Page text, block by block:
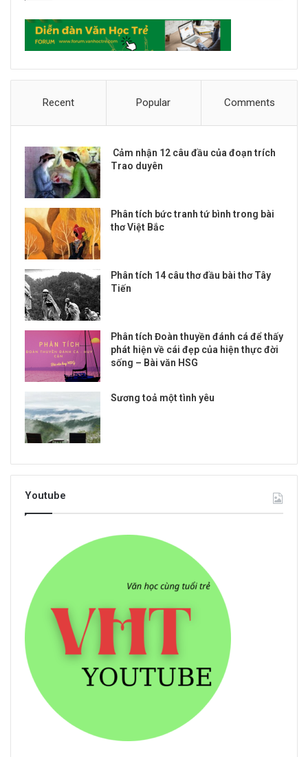
Recent Popular Comments
Cảm nhận 12 câu đầu của đoạn trích
Trao duyên
Phân tích bức tranh tứ bình trong bài
thơ Việt Bắc
Phân tích 14 câu thơ đầu bài thơ Tây
Tiến
Phân tích Đoàn thuyền đánh cá để thấy
phát hiện về cái đẹp của hiện thực đời
sống – Bài văn HSG
Sương toả một tình yêu
Youtube